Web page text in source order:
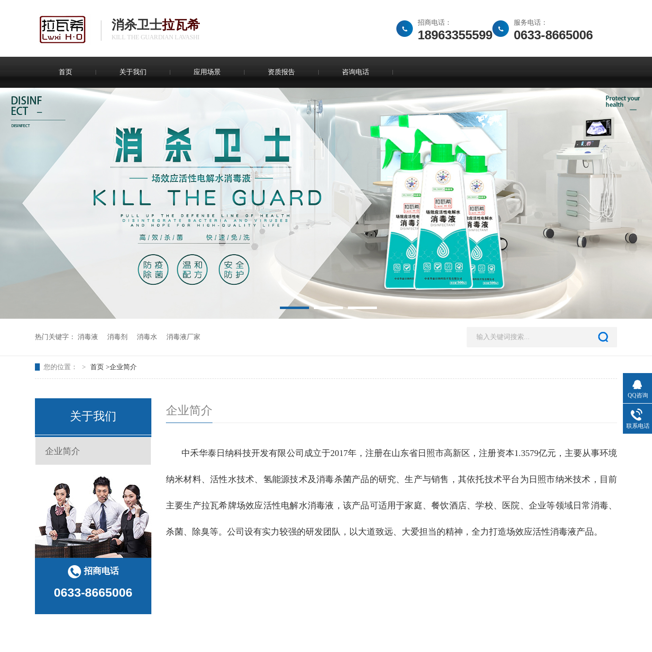
消杀卫士拉瓦希
KILL THE GUARDIAN LAVASHI
服务电话：
0633-8665006
招商电话：
18963355599
首页 关于我们 应用场景 资质报告 咨询电话
热门关键字： 消毒液 消毒剂 消毒水 消毒液厂家
您的位置： > 首页 >企业简介
企业简介
中禾华泰日纳科技开发有限公司成立于2017年，注册在山东省日照市高新区，注册资本1.3579亿元，主要从事环境
纳米材料、活性水技术、氢能源技术及消毒杀菌产品的研究、生产与销售，其依托技术平台为日照市纳米技术，目前
主要生产拉瓦希牌场效应活性电解水消毒液，该产品可适用于家庭、餐饮酒店、学校、医院、企业等领域日常消毒、
杀菌、除臭等。公司设有实力较强的研发团队，以大道致远、大爱担当的精神，全力打造场效应活性消毒液产品。
关于我们
企业简介
招商电话
0633-8665006
QQ咨询
联系电话